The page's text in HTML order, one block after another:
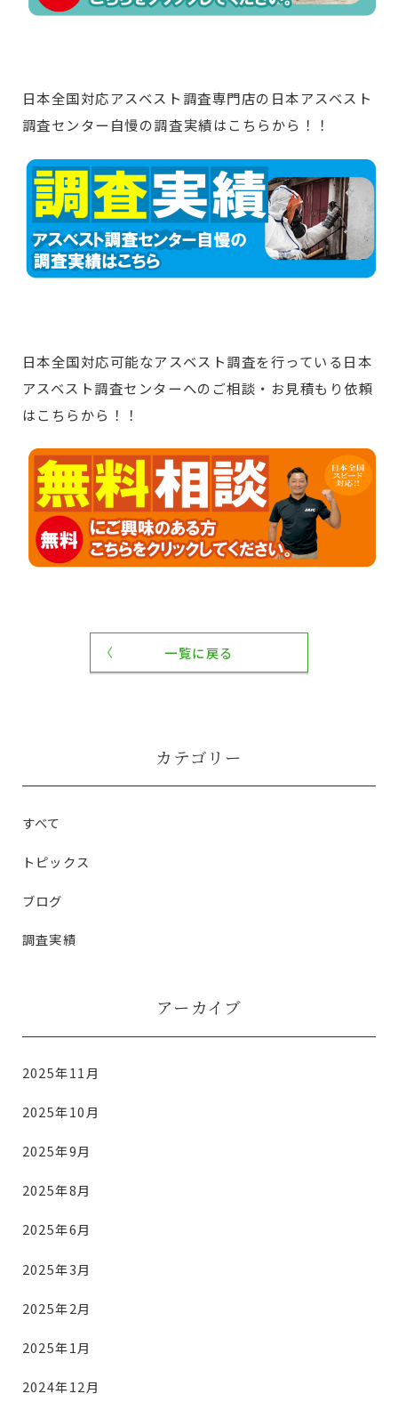
日本全国対応アスベスト調査専門店の日本アスベスト
調査センター自慢の調査実績はこちらから！！
日本全国対応可能なアスベスト調査を行っている日本
アスベスト調査センターへのご相談・お見積もり依頼
はこちらから！！
一覧に戻る
カテゴリー
すべて
トピックス
ブログ
調査実績
アーカイブ
2025年11月
2025年10月
2025年9月
2025年8月
2025年6月
2025年3月
2025年2月
2025年1月
2024年12月